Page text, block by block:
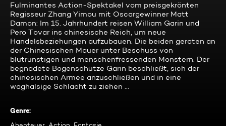
Fulminantes Action-Spektakel vom preisgekrönten
Regisseur Zhang Yimou mit Oscargewinner Matt
Damon: Im 15. Jahrhundert reisen William Garin und
Pero Tovar ins chinesische Reich, um neue
Handelsbeziehungen aufzubauen. Die beiden geraten an
der Chinesischen Mauer unter Beschuss von
blutrünstigen und menschenfressenden Monstern. Der
begnadete Bogenschütze Garin beschließt, sich der
chinesischen Armee anzuschließen und in eine
waghalsige Schlacht zu ziehen ...
Genre: